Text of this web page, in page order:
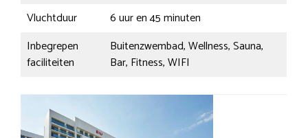
Vluchtduur
6 uur en 45 minuten
Inbegrepen
faciliteiten
Buitenzwembad, Wellness, Sauna,
Bar, Fitness, WIFI